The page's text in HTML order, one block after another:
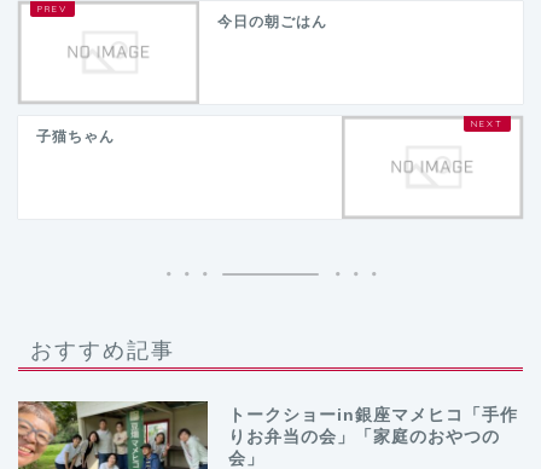
今日の朝ごはん
子猫ちゃん
おすすめ記事
トークショーin銀座マメヒコ「手作
りお弁当の会」「家庭のおやつの
会」